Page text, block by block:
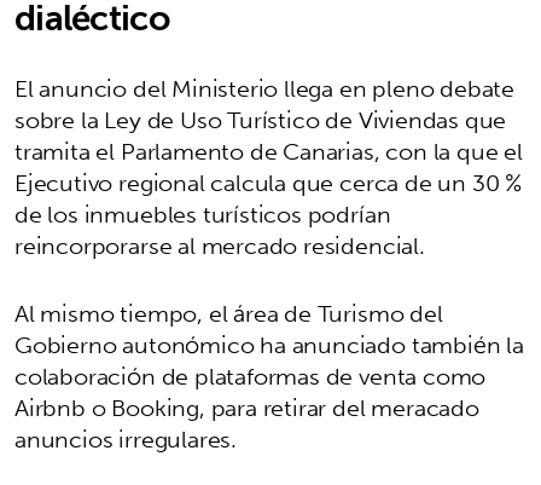
dialéctico
El anuncio del Ministerio llega en pleno debate
sobre la Ley de Uso Turístico de Viviendas que
tramita el Parlamento de Canarias, con la que el
Ejecutivo regional calcula que cerca de un 30 %
de los inmuebles turísticos podrían
reincorporarse al mercado residencial.
Al mismo tiempo, el área de Turismo del
Gobierno autonómico ha anunciado también la
colaboración de plataformas de venta como
Airbnb o Booking, para retirar del meracado
anuncios irregulares.